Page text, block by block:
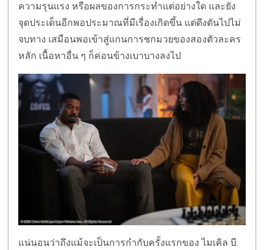
ความรุนแรง หรือผลของการกระทำแต่อย่างใด และยัง
จุดประเด็นอีกพอประมาณที่มีเรื่องเกิดขึ้น แต่ดึงดันไปไม่
จบทาง เสมือนพอเข้าสู่แกนการชกมวยของสองตัวละคร
หลัก เนื้อหาอื่น ๆ ก็ค่อนข้างเบาบางลงไป
แน่นอนว่าถึงแม้จะเป็นการกำกับครั้งแรกของ ไมเคิล บี.